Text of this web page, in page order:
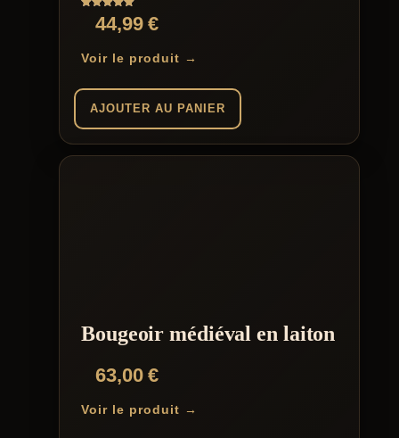
Note
5.0044,99€
Voir le produit →
AJOUTER AU PANIER
Bougeoir médiéval en laiton
63,00€
Voir le produit →